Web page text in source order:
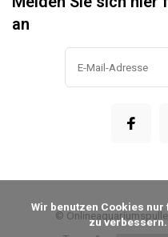
an
©
zu